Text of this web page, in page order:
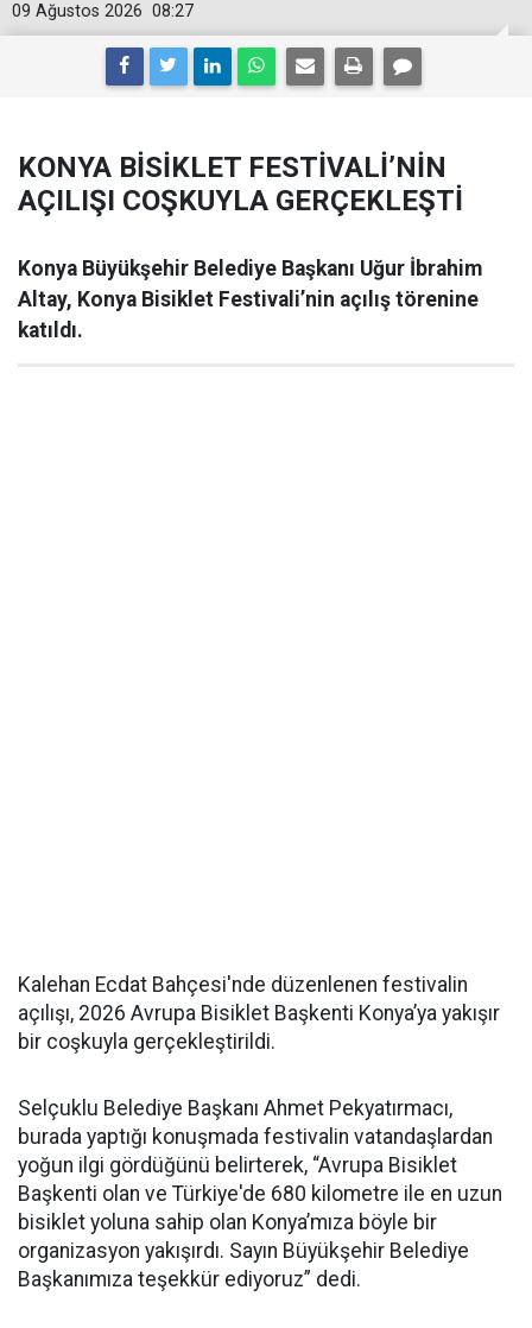
08:27
09 Ağustos 2026
KONYA BİSİKLET FESTİVALİ’NİN
AÇILIŞI COŞKUYLA GERÇEKLEŞTİ
Konya Büyükşehir Belediye Başkanı Uğur İbrahim
Altay, Konya Bisiklet Festivali’nin açılış törenine
katıldı.
Kalehan Ecdat Bahçesi'nde düzenlenen festivalin
açılışı, 2026 Avrupa Bisiklet Başkenti Konya’ya yakışır
bir coşkuyla gerçekleştirildi.
Selçuklu Belediye Başkanı Ahmet Pekyatırmacı,
burada yaptığı konuşmada festivalin vatandaşlardan
yoğun ilgi gördüğünü belirterek, “Avrupa Bisiklet
Başkenti olan ve Türkiye'de 680 kilometre ile en uzun
bisiklet yoluna sahip olan Konya’mıza böyle bir
organizasyon yakışırdı. Sayın Büyükşehir Belediye
Başkanımıza teşekkür ediyoruz” dedi.